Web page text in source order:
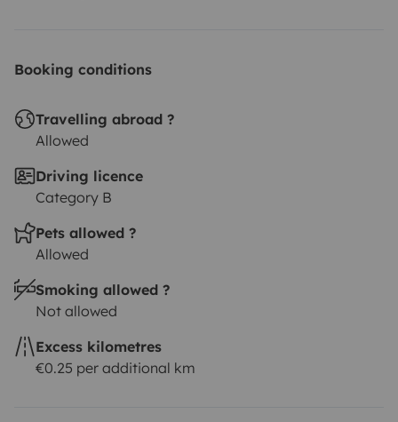
Übergabe .
zusätzlich abgedeckt .
Booking conditions
Travelling abroad ?
Allowed
Driving licence
Category B
Pets allowed ?
Allowed
Smoking allowed ?
Not allowed
Excess kilometres
€0.25 per additional km